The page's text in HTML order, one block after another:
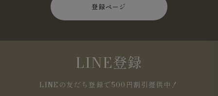
登録ページ
LINE登録
LINEの友だち登録で500円割引提供中！